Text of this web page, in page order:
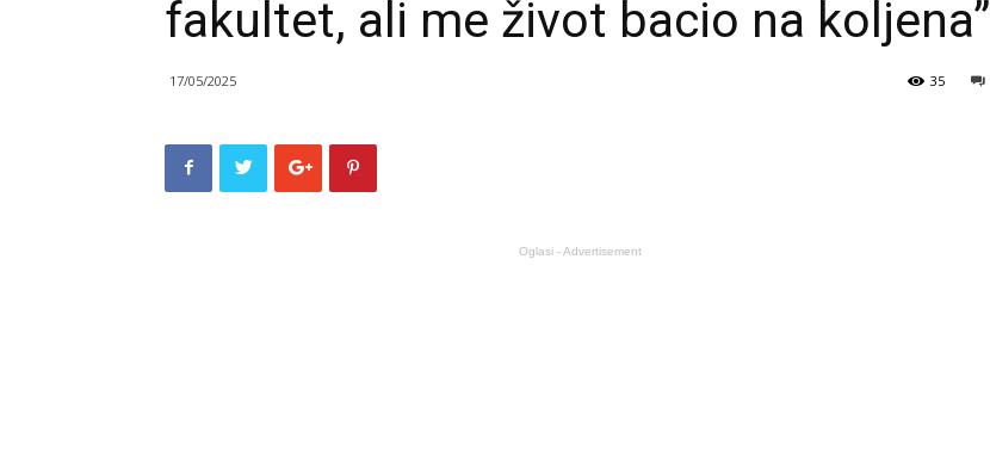
fakultet, ali me život bacio na koljena”
17/05/2025 35
Oglasi - Advertisement